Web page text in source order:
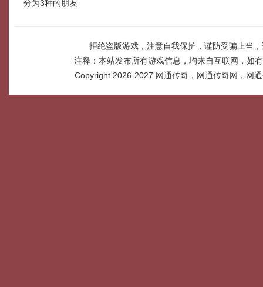
分为3种的朋友
拒绝盗版游戏，注意自我保护，谨防受骗上当
注释：本站发布所有游戏信息，均来自互联网，如
Copyright 2026-2027 网通传奇，网通传奇网，网